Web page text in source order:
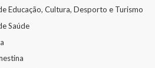
Educação, Cultura, Desporto e Turismo
Saúde